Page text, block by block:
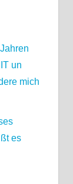
un
mich
es